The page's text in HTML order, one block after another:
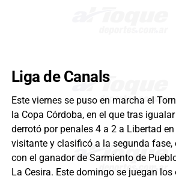
Liga de Canals
Este viernes se puso en marcha el
la Copa Córdoba, en el que tras
derrotó por penales 4 a 2 a Libertad
visitante y clasificó a la segunda fase,
con el ganador de Sarmiento de
La Cesira. Este domingo se juegan